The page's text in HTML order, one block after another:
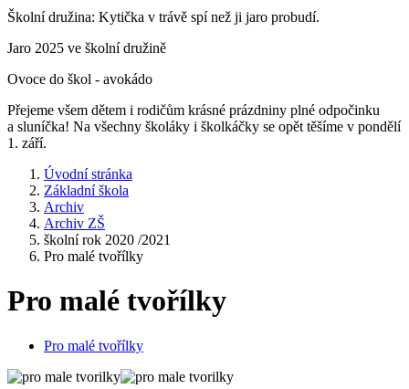
Školní družina: Kytička v trávě spí než ji jaro probudí.
Jaro 2025 ve školní družině
Ovoce do škol - avokádo
Přejeme všem dětem i rodičům krásné prázdniny plné odpočinku
a sluníčka! Na všechny školáky i školkáčky se opět těšíme v pondělí
1. září.
Úvodní stránka
Základní škola
Archiv
Archiv ZŠ
školní rok 2020 /2021
Pro malé tvořílky
Pro malé tvořílky
Pro malé tvořílky